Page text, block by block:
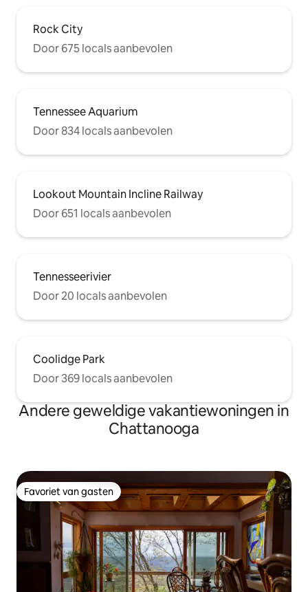
Rock City
Door 675 locals aanbevolen
Tennessee Aquarium
Door 834 locals aanbevolen
Lookout Mountain Incline Railway
Door 651 locals aanbevolen
Tennesseerivier
Door 20 locals aanbevolen
Coolidge Park
Door 369 locals aanbevolen
Andere geweldige vakantiewoningen in
Chattanooga
Favoriet van gasten
Favoriet van gasten